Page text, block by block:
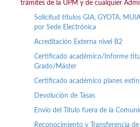
trámites de la UPM y de cualquier
Solicitud títulos GIA, GYOTA,
por Sede Electrónica
Acreditación Externa nivel B2
Certificado académico/Informe
Grado/Máster
Certificado académico planes
Devolución de Tasas
Envío del Título fuera de la
Reconocimiento y Transferencia